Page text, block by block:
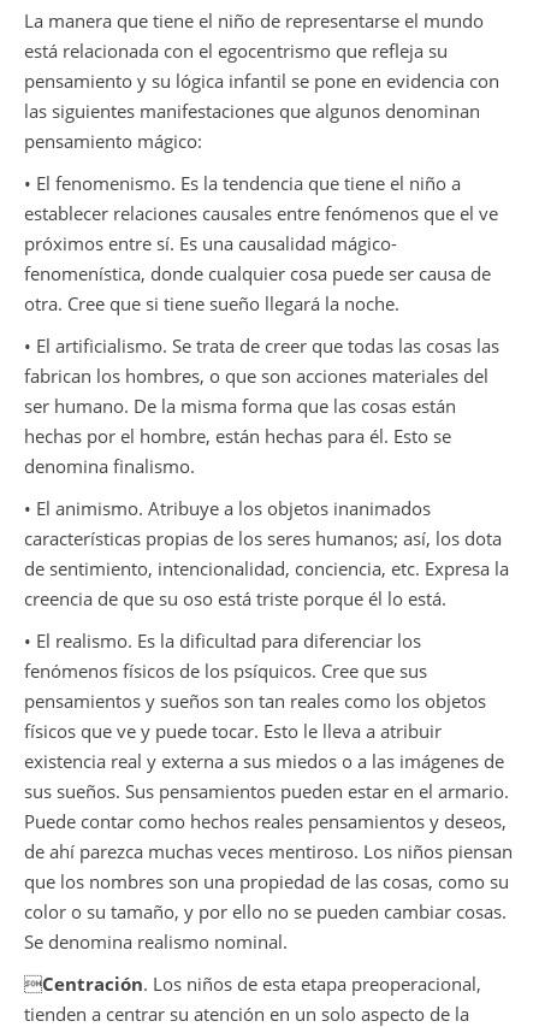
La manera que tiene el niño de representarse el mundo
está relacionada con el egocentrismo que refleja su
pensamiento y su lógica infantil se pone en evidencia con
las siguientes manifestaciones que algunos denominan
pensamiento mágico:
• El fenomenismo. Es la tendencia que tiene el niño a
establecer relaciones causales entre fenómenos que el ve
próximos entre sí. Es una causalidad mágico-
fenomenística, donde cualquier cosa puede ser causa de
otra. Cree que si tiene sueño llegará la noche.
• El artificialismo. Se trata de creer que todas las cosas las
fabrican los hombres, o que son acciones materiales del
ser humano. De la misma forma que las cosas están
hechas por el hombre, están hechas para él. Esto se
denomina finalismo.
• El animismo. Atribuye a los objetos inanimados
características propias de los seres humanos; así, los dota
de sentimiento, intencionalidad, conciencia, etc. Expresa la
creencia de que su oso está triste porque él lo está.
• El realismo. Es la dificultad para diferenciar los
fenómenos físicos de los psíquicos. Cree que sus
pensamientos y sueños son tan reales como los objetos
físicos que ve y puede tocar. Esto le lleva a atribuir
existencia real y externa a sus miedos o a las imágenes de
sus sueños. Sus pensamientos pueden estar en el armario.
Puede contar como hechos reales pensamientos y deseos,
de ahí parezca muchas veces mentiroso. Los niños piensan
que los nombres son una propiedad de las cosas, como su
color o su tamaño, y por ello no se pueden cambiar cosas.
Se denomina realismo nominal.
Centración. Los niños de esta etapa preoperacional,
tienden a centrar su atención en un solo aspecto de la